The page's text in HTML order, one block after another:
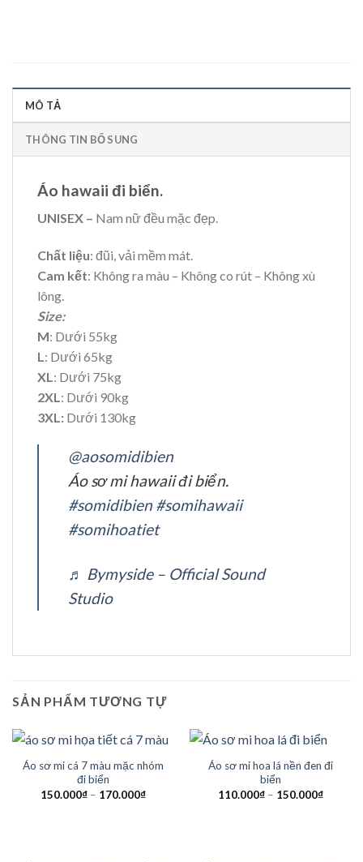
MÔ TẢ
THÔNG TIN BỔ SUNG
Áo hawaii đi biển.
UNISEX – Nam nữ đều mặc đẹp.
Chất liệu: đũi, vải mềm mát.
Cam kết: Không ra màu – Không co rút – Không xù
lông.
Size:
M: Dưới 55kg
L: Dưới 65kg
XL: Dưới 75kg
2XL: Dưới 90kg
3XL: Dưới 130kg
@aosomidibien
Áo sơ mi hawaii đi biển.
#somidibien #somihawaii
#somihoatiet
♬ Bymyside – Official Sound
Studio
SẢN PHẨM TƯƠNG TỰ
Áo sơ mi cá 7 màu mặc nhóm
đi biển
150.000₫– 170.000₫
Áo sơ mi hoa lá nền đen đi
biển
110.000₫– 150.000₫